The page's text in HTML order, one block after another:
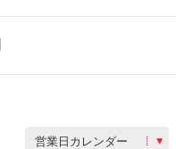
営業日カレンダー